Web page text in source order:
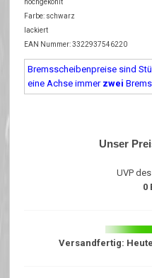
hochgekohlt
Farbe: schwarz
lackiert
EAN Nummer: 3322937546220
Bremsscheibenpreise sind
eine Achse immer zwei
Unser
UVP
0
Versandfertig: